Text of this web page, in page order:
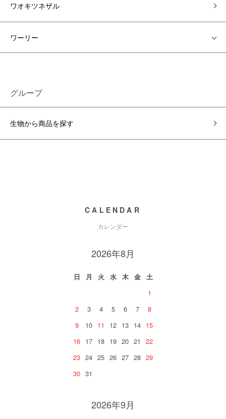
ワオキツネザル
ワーリー
グループ
生物から商品を探す
CALENDAR
カレンダー
2026年8月
日 月 火 水 木 金
土
1
2
3 4 5 6 7
8
9
10 11 12 13 14 15
16 17 18 19 20 21
22
23 24 25 26 27 28 29
30 31
2026年9月